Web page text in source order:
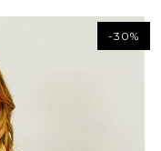
-30%